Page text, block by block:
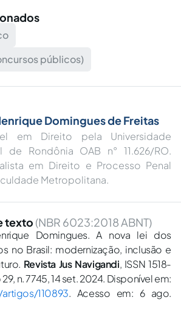
públicos)
Domingues de Freitas
em Direito pela Universidade
de Rondônia OAB n° 11.626/RO.
em Direito e Processo Penal
Metropolitana.
texto (NBR 6023:2018 ABNT)
Domingues. A nova lei dos
no Brasil: modernização, inclusão e
Revista Jus Navigandi, ISSN 1518-
n. 7745, 14 set. 2024. Disponível em:
110893. Acesso em: 6 ago.